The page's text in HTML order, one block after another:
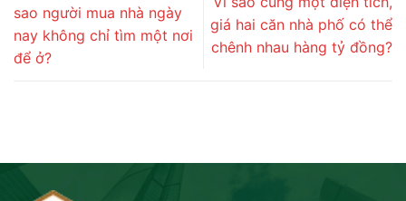
sao người mua nhà ngày
nay không chỉ tìm một nơi
để ở?
giá hai căn nhà phố có thể
chênh nhau hàng tỷ đồng?